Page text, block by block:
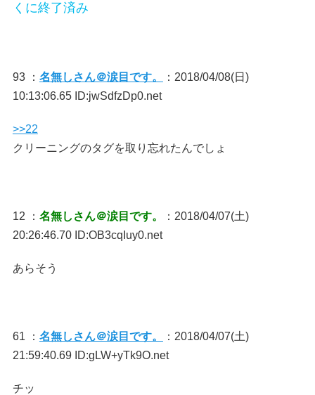
くに終了済み
93 ： 名無しさん＠涙目です。
：2018/04/08(日)
10:13:06.65 ID:jwSdfzDp0.net
>>22
クリーニングのタグを取り忘れたんでしょ
12 ： 名無しさん＠涙目です。
：2018/04/07(土)
20:26:46.70 ID:OB3cqIuy0.net
あらそう
61 ： 名無しさん＠涙目です。
：2018/04/07(土)
21:59:40.69 ID:gLW+yTk9O.net
チッ